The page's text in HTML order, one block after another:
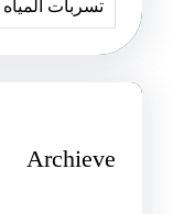
تسربات
Archieve